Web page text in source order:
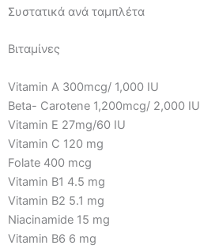
Συστατικά ανά ταμπλέτα
Βιταμίνες
Vitamin A 300mcg/ 1,000 IU
Beta- Carotene 1,200mcg/ 2,000 IU
Vitamin E 27mg/60 IU
Vitamin C 120 mg
Folate 400 mcg
Vitamin B1 4.5 mg
Vitamin B2 5.1 mg
Niacinamide 15 mg
Vitamin B6 6 mg